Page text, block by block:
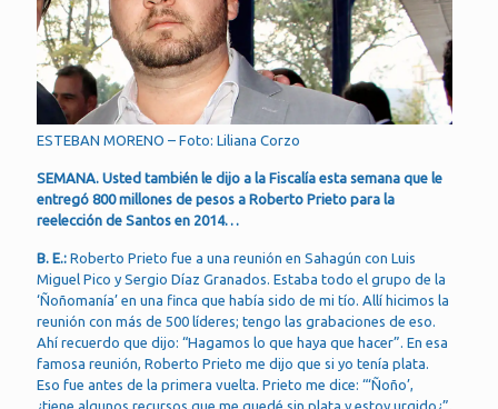
ESTEBAN MORENO – Foto: Liliana Corzo
SEMANA. Usted también le dijo a la Fiscalía esta semana que le
entregó 800 millones de pesos a Roberto Prieto para la
reelección de Santos en 2014…
B. E.: Roberto Prieto fue a una reunión en Sahagún con Luis
Miguel Pico y Sergio Díaz Granados. Estaba todo el grupo de la
‘Ñoñomanía’ en una finca que había sido de mi tío. Allí hicimos la
reunión con más de 500 líderes; tengo las grabaciones de eso.
Ahí recuerdo que dijo: “Hagamos lo que haya que hacer”. En esa
famosa reunión, Roberto Prieto me dijo que si yo tenía plata.
Eso fue antes de la primera vuelta. Prieto me dice: “‘Ñoño’,
¿tiene algunos recursos que me quedé sin plata y estoy urgido¿”.